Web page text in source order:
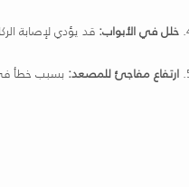
خلل في الأبواب: قد يؤدي لإصابة
ارتفاع مفاجئ للمصعد: بسبب خطأ